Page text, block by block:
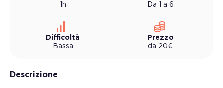
1h
Da 1 a 6
Difficoltà
Bassa
Prezzo
da 20€
Descrizione